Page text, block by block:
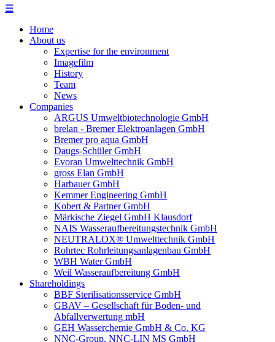
☰
Home
About us
Expertise for the environment
Imagefilm
History
Team
News
Companies
ARGUS Umweltbiotechnologie GmbH
brelan - Bremer Elektroanlagen GmbH
Bremer pro aqua GmbH
Daugs-Schüler GmbH
Evoran Umwelt­technik GmbH
gross Elan GmbH
Harbauer GmbH
Kemmer Engineering GmbH
Kobert & Partner GmbH
Märkische Ziegel GmbH Klausdorf
NAIS Wasseraufbereitungstechnik GmbH
NEUTRALOX® Umwelttechnik GmbH
Rohrtec Rohrleitungsanlagenbau GmbH
WBH Water GmbH
Weil Wasseraufbereitung GmbH
Shareholdings
BBF Sterilisationsservice GmbH
GBAV – Gesellschaft für Boden- und
Abfallverwertung mbH
GEH Wasserchemie GmbH & Co. KG
NNC-Group, NNC-LIN MS GmbH